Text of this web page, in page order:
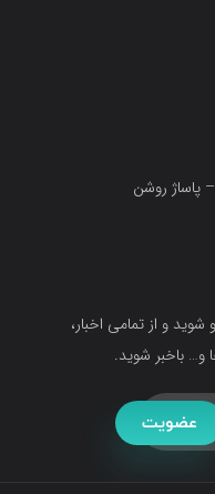
پاساژ روشن
و از تمامی اخبار،
باخبر شوید.
عضویت